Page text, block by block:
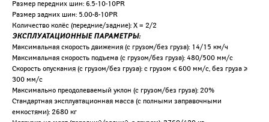
Размер передних шин: 6.5-10-10PR
Размер задних шин: 5.00-8-10PR
Количество колёс (передние/задние): X = 2/2
ЭКСПЛУАТАЦИОННЫЕ ПАРАМЕТРЫ:
Максимальная скорость движения (с грузом/без груза): 14/15 км/ч
Максимальная скорость подъема (с грузом/без груза): 480/500 мм/с
Скорость опускания (с грузом/без груза): с грузом ≤ 600 мм/с, без груза ≥
300 мм/с
Максимально преодолеваемый уклон (с грузом/без груза): 20%
Стандартная эксплуатационная масса (с полными заправочными
емкостями): 2680 кг